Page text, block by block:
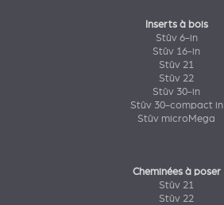
Inserts à bois
Stûv 6-in
Stûv 16-in
Stûv 21
Stûv 22
Stûv 30-in
Stûv 30-compact in
Stûv microMega
Cheminées à poser
Stûv 21
Stûv 22